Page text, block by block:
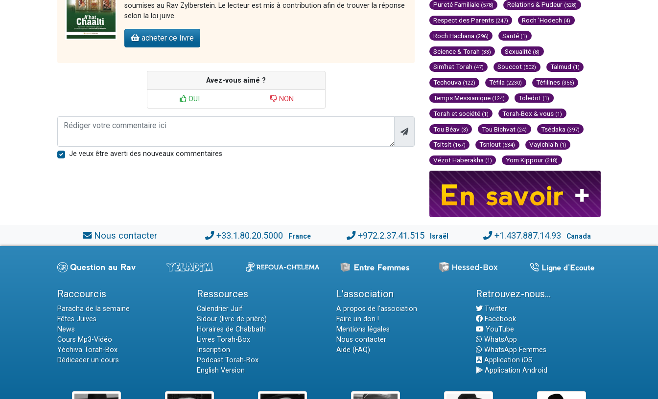
soumises au Rav Zylberstein. Le lecteur est mis à contribution afin de trouver la réponse
selon la loi juive.
acheter ce livre
Avez-vous aimé ?
OUI NON
Je veux être averti des nouveaux commentaires
Pureté Familiale (578) Relations & Pudeur (528)
Respect des Parents (247) Roch 'Hodech (4)
Roch Hachana (296) Santé (1)
Science & Torah (33) Sexualité (8)
Sim'hat Torah (47) Souccot (502) Talmud (1)
Techouva (122) Téfila (2230) Téfilines (356)
Temps Messianique (124) Toledot (1)
Torah et société (1) Torah-Box & vous (1)
Tou Béav (3) Tou Bichvat (24) Tsédaka (397)
Tsitsit (167) Tsniout (634) Vayichla'h (1)
Vézot Haberakha (1) Yom Kippour (318)
Nous contacter +33.1.80.20.5000 France +972.2.37.41.515 Israël +1.437.887.14.93 Canada
Raccourcis
Paracha de la semaine
Fêtes Juives
News
Cours Mp3-Vidéo
Yéchiva Torah-Box
Dédicacer un cours
Ressources
Calendrier Juif
Sidour (livre de prière)
Horaires de Chabbath
Livres Torah-Box
Inscription
Podcast Torah-Box
English Version
L'association
A propos de l'association
Faire un don !
Mentions légales
Nous contacter
Aide (FAQ)
Retrouvez-nous...
Twitter
Facebook
YouTube
WhatsApp
WhatsApp Femmes
Application iOS
Application Android